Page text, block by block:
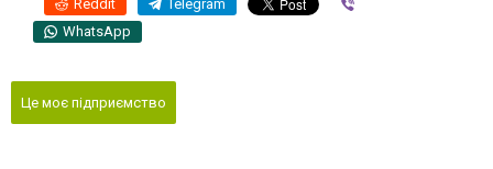
Reddit Telegram
WhatsApp
Це моє підприємство